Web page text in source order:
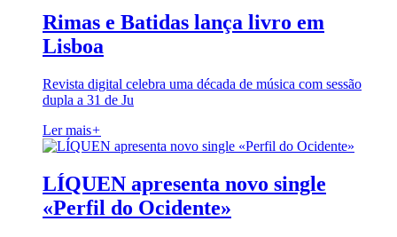
Rimas e Batidas lança livro em
Lisboa
Revista digital celebra uma década de música com sessão
dupla a 31 de Ju
Ler mais+
LÍQUEN apresenta novo single
«Perfil do Ocidente»